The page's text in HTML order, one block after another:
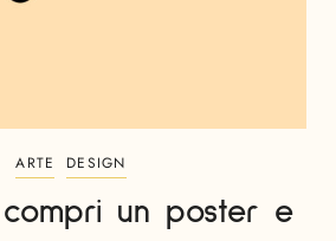
ARTE DESIGN
compri un poster e